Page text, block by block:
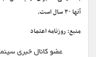
آنها ۳۰ سال است.
منبع: روزنامه اعتماد